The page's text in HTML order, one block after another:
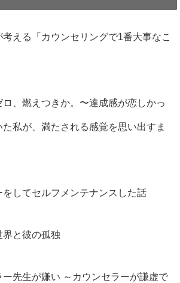
考える「カウンセリングで1番大事なこ
、燃えつきか。〜達成感が恋しかっ
私が、満たされる感覚を思い出すま
をしてセルフメンテナンスした話
と彼の孤独
先生が嫌い ～カウンセラーが謙虚で